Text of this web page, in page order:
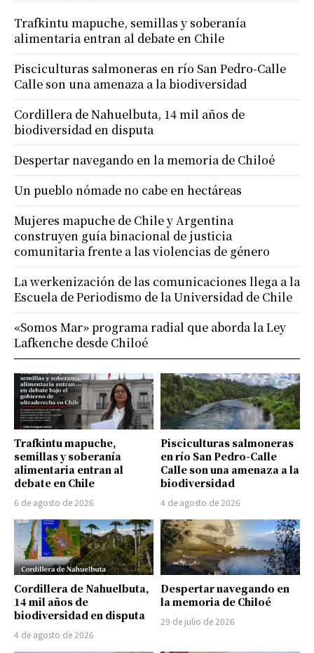
Trafkintu mapuche,
semillas y soberanía
alimentaria entran al
debate en Chile
6 de agosto de 2026
Pisciculturas salmoneras
en río San Pedro-Calle
Calle son una amenaza a la
biodiversidad
4 de agosto de 2026
Cordillera de Nahuelbuta,
14 mil años de
biodiversidad en disputa
4 de agosto de 2026
Despertar navegando en
la memoria de Chiloé
29 de julio de 2026
Trafkintu mapuche, semillas y soberanía
alimentaria entran al debate en Chile
Pisciculturas salmoneras en río San Pedro-Calle
Calle son una amenaza a la biodiversidad
Cordillera de Nahuelbuta, 14 mil años de
biodiversidad en disputa
Despertar navegando en la memoria de Chiloé
Un pueblo nómade no cabe en hectáreas
Mujeres mapuche de Chile y Argentina
construyen guía binacional de justicia
comunitaria frente a las violencias de género
La werkenización de las comunicaciones llega a la
Escuela de Periodismo de la Universidad de Chile
«Somos Mar» programa radial que aborda la Ley
Lafkenche desde Chiloé